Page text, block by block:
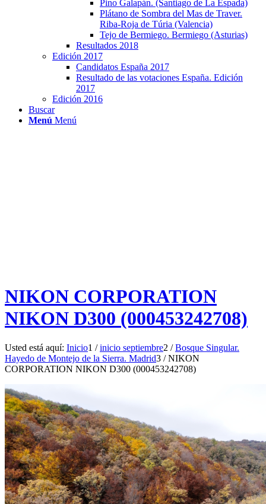
Pino Galapán. (Santiago de La Espada)
Plátano de Sombra del Mas de Traver.
Riba-Roja de Túria (Valencia)
Tejo de Bermiego. Bermiego (Asturias)
Resultados 2018
Edición 2017
Candidatos España 2017
Resultado de las votaciones España. Edición
2017
Edición 2016
Buscar
Menú Menú
NIKON CORPORATION
NIKON D300 (000453242708)
Usted está aquí: Inicio1 / inicio septiembre2 / Bosque Singular.
Hayedo de Montejo de la Sierra. Madrid3 / NIKON
CORPORATION NIKON D300 (000453242708)